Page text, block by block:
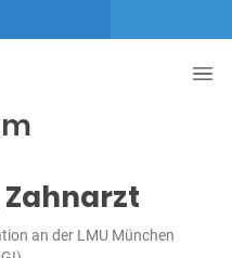
Zahnarzt
an der LMU München